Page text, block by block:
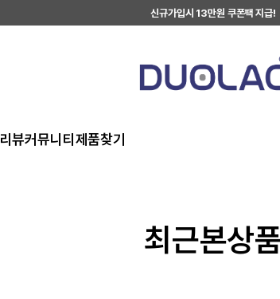
신규가입시 13만원 쿠폰팩 지급!
리뷰커뮤니티 제품찾기
최근본상